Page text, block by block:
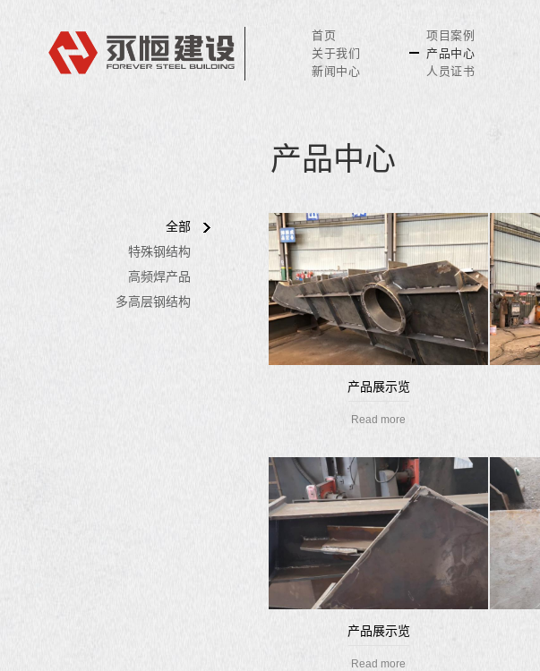
首页
关于我们
新闻中心
项目案例
产品中心
人员证书
全部
特殊钢结构
高频焊产品
多高层钢结构
产品中心
产品展示览
Read more
产品展示览
Read more